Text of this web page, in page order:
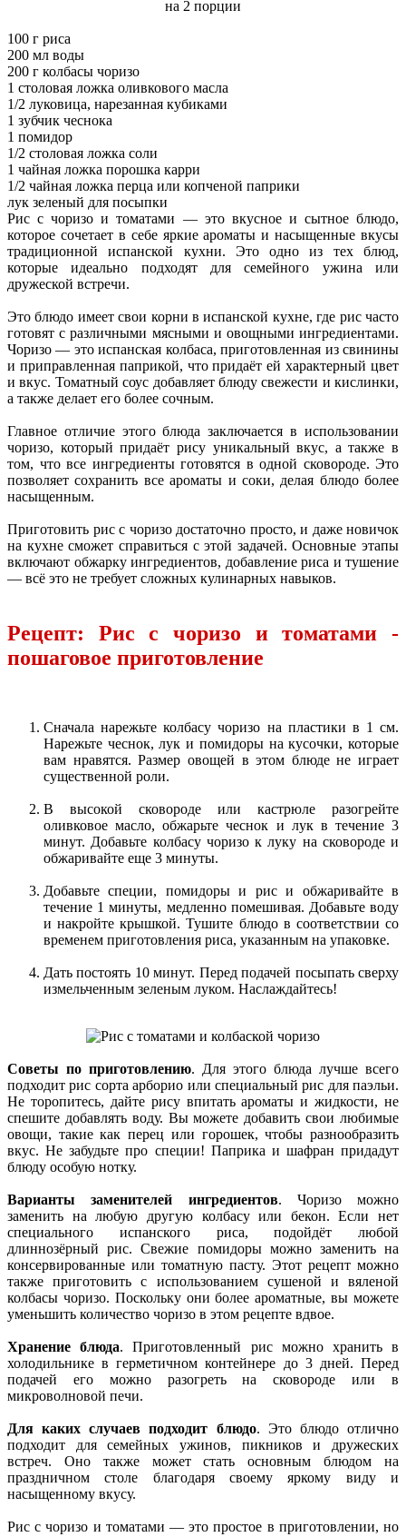
на 2 порции
100 г риса
200 мл воды
200 г колбасы чоризо
1 столовая ложка оливкового масла
1/2 луковица, нарезанная кубиками
1 зубчик чеснока
1 помидор
1/2 столовая ложка соли
1 чайная ложка порошка карри
1/2 чайная ложка перца или копченой паприки
лук зеленый для посыпки
Рис с чоризо и томатами — это вкусное и сытное блюдо,
которое сочетает в себе яркие ароматы и насыщенные вкусы
традиционной испанской кухни. Это одно из тех блюд,
которые идеально подходят для семейного ужина или
дружеской встречи.
Это блюдо имеет свои корни в испанской кухне, где рис часто
готовят с различными мясными и овощными ингредиентами.
Чоризо — это испанская колбаса, приготовленная из свинины
и приправленная паприкой, что придаёт ей характерный цвет
и вкус. Томатный соус добавляет блюду свежести и кислинки,
а также делает его более сочным.
Главное отличие этого блюда заключается в использовании
чоризо, который придаёт рису уникальный вкус, а также в
том, что все ингредиенты готовятся в одной сковороде. Это
позволяет сохранить все ароматы и соки, делая блюдо более
насыщенным.
Приготовить рис с чоризо достаточно просто, и даже новичок
на кухне сможет справиться с этой задачей. Основные этапы
включают обжарку ингредиентов, добавление риса и тушение
— всё это не требует сложных кулинарных навыков.
Рецепт: Рис с чоризо и томатами -
пошаговое приготовление
Сначала нарежьте колбасу чоризо на пластики в 1 см.
Нарежьте чеснок, лук и помидоры на кусочки, которые
вам нравятся. Размер овощей в этом блюде не играет
существенной роли.
В высокой сковороде или кастрюле разогрейте
оливковое масло, обжарьте чеснок и лук в течение 3
минут. Добавьте колбасу чоризо к луку на сковороде и
обжаривайте еще 3 минуты.
Добавьте специи, помидоры и рис и обжаривайте в
течение 1 минуты, медленно помешивая. Добавьте воду
и накройте крышкой. Тушите блюдо в соответствии со
временем приготовления риса, указанным на упаковке.
Дать постоять 10 минут. Перед подачей посыпать сверху
измельченным зеленым луком. Наслаждайтесь!
Советы по приготовлению. Для этого блюда лучше всего
подходит рис сорта арборио или специальный рис для паэльи.
Не торопитесь, дайте рису впитать ароматы и жидкости, не
спешите добавлять воду. Вы можете добавить свои любимые
овощи, такие как перец или горошек, чтобы разнообразить
вкус. Не забудьте про специи! Паприка и шафран придадут
блюду особую нотку.
Варианты заменителей ингредиентов. Чоризо можно
заменить на любую другую колбасу или бекон. Если нет
специального испанского риса, подойдёт любой
длиннозёрный рис. Свежие помидоры можно заменить на
консервированные или томатную пасту. Этот рецепт можно
также приготовить с использованием сушеной и вяленой
колбасы чоризо. Поскольку они более ароматные, вы можете
уменьшить количество чоризо в этом рецепте вдвое.
Хранение блюда. Приготовленный рис можно хранить в
холодильнике в герметичном контейнере до 3 дней. Перед
подачей его можно разогреть на сковороде или в
микроволновой печи.
Для каких случаев подходит блюдо. Это блюдо отлично
подходит для семейных ужинов, пикников и дружеских
встреч. Оно также может стать основным блюдом на
праздничном столе благодаря своему яркому виду и
насыщенному вкусу.
Рис с чоризо и томатами — это простое в приготовлении, но